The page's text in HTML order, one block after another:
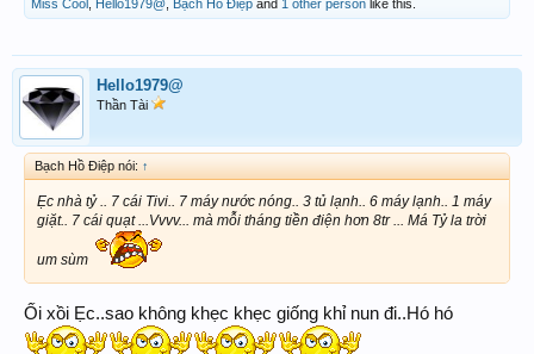
Miss Cool Hello1979@ Bạch Hồ Điệp and 1 other person like this.
Hello1979@
Thần Tài
Bạch Hồ Điệp nói: ↑
Ẹc nhà tỷ .. 7 cái Tivi.. 7 máy nước nóng.. 3 tủ lạnh.. 6 máy lạnh.. 1 máy
giặt.. 7 cái quạt ...Vvvv... mà mỗi tháng tiền điện hơn 8tr ... Má Tỷ la trời
um sùm
Ối xồi Ẹc..sao không khẹc khẹc giống khỉ nun đi..Hó hó